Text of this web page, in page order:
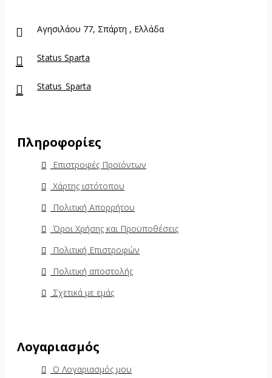
Αγησιλάου 77, Σπάρτη , Ελλάδα
Status Sparta
Status_Sparta
Πληροφορίες
Επιστροφές Προϊόντων
Χάρτης ιστότοπου
Πολιτική Απορρήτου
Όροι Χρήσης και Προϋποθέσεις
Πολιτική Επιστροφών
Πολιτική αποστολής
Σχετικά με εμάς
Λογαριασμός
Ο Λογαριασμός μου